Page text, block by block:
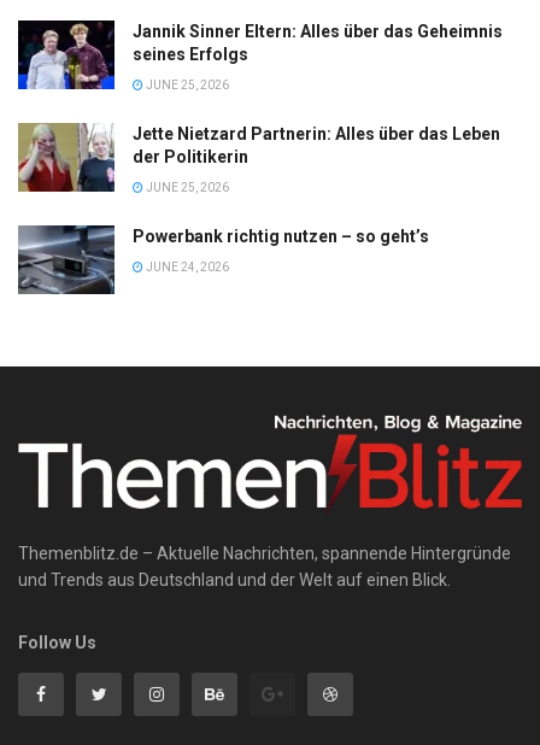
Jannik Sinner Eltern: Alles über das Geheimnis
seines Erfolgs
JUNE 25, 2026
Jette Nietzard Partnerin: Alles über das Leben
der Politikerin
JUNE 25, 2026
Powerbank richtig nutzen – so geht’s
JUNE 24, 2026
Themenblitz.de – Aktuelle Nachrichten, spannende Hintergründe
und Trends aus Deutschland und der Welt auf einen Blick.
Follow Us